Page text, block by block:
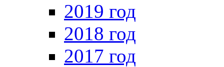
2019 год
2018 год
2017 год